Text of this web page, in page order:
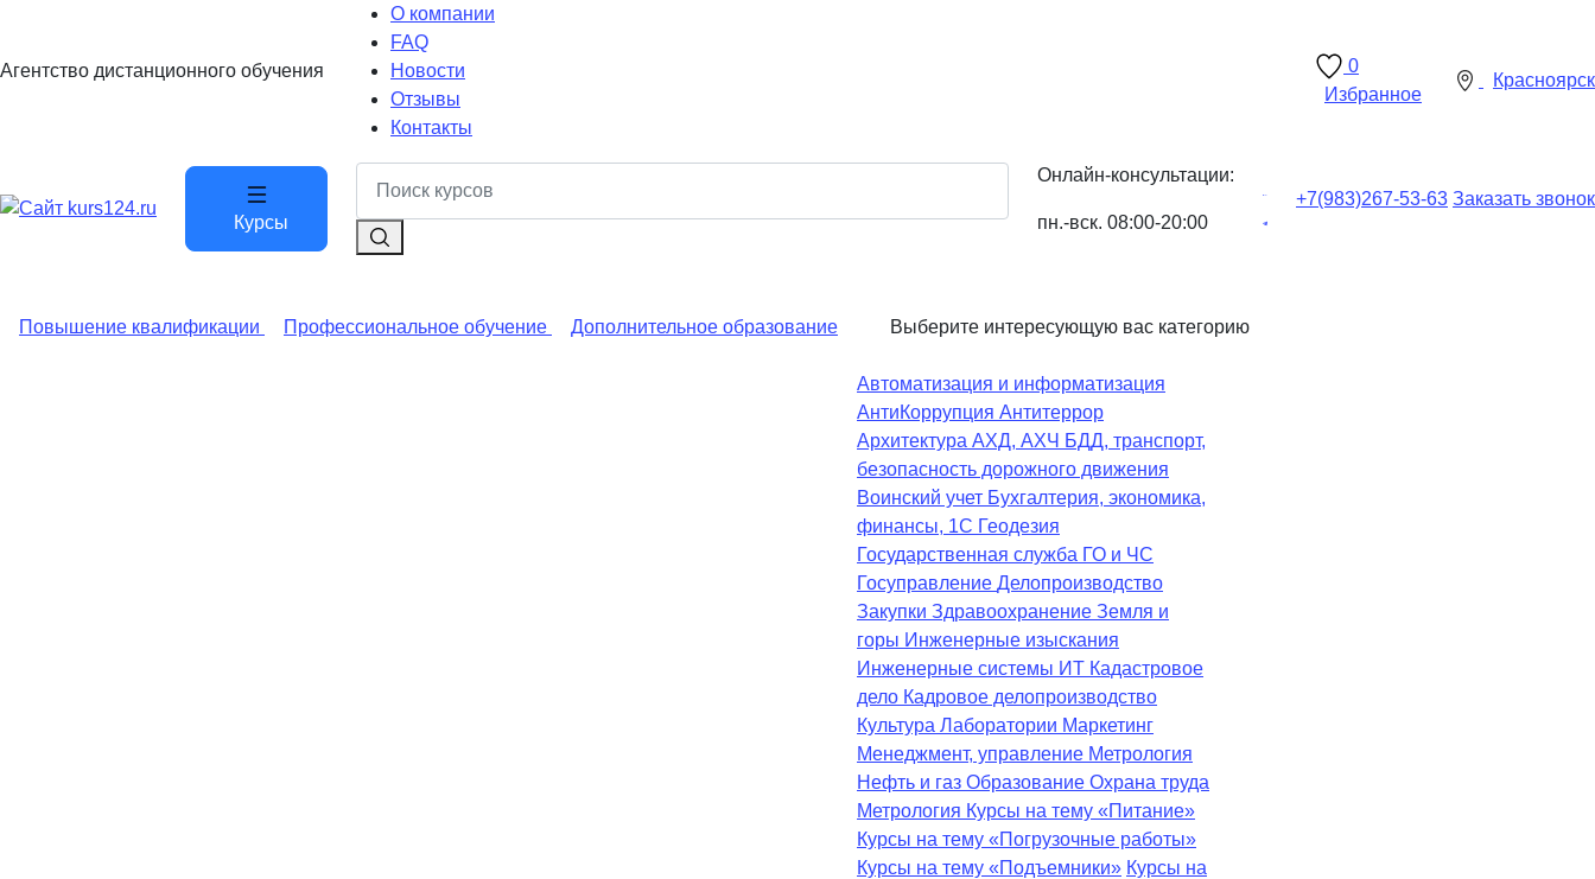
Агентство дистанционного обучения
О компании
FAQ
Новости
Отзывы
Контакты
0
Избранное
Красноярск
Курсы
Онлайн-консультации:
пн.-вск. 08:00-20:00
+7(983)267-53-63 Заказать звонок
Повышение квалификации Профессиональное обучение Дополнительное образование Выберите интересующую вас категорию
Автоматизация и информатизация
АнтиКоррупция Антитеррор
Архитектура АХД, АХЧ БДД, транспорт,
безопасность дорожного движения
Воинский учет Бухгалтерия, экономика,
финансы, 1С Геодезия
Государственная служба ГО и ЧС
Госуправление Делопроизводство
Закупки Здравоохранение Земля и
горы Инженерные изыскания
Инженерные системы ИТ Кадастровое
дело Кадровое делопроизводство
Культура Лаборатории Маркетинг
Менеджмент, управление Метрология
Нефть и газ Образование Охрана труда
Метрология Курсы на тему «Питание»
Курсы на тему «Погрузочные работы»
Курсы на тему «Подъемники» Курсы на